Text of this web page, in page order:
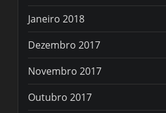
Janeiro 2018
Dezembro 2017
Novembro 2017
Outubro 2017